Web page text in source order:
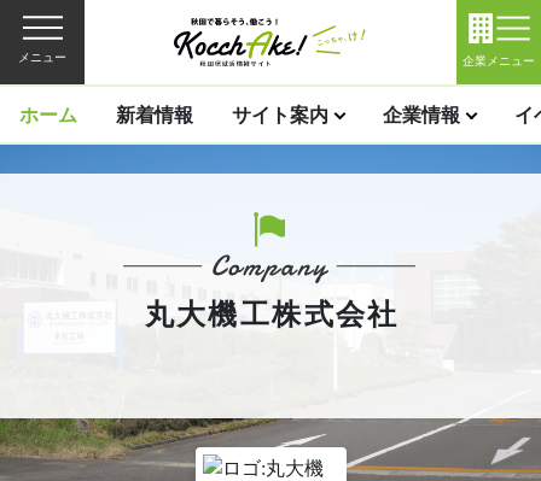
メニュー 企業メニュー
ホーム 新着情報 サイト案内 企業情報 イ
丸大機工株式会社